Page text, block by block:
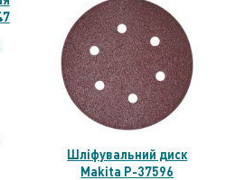
Шліфувальний диск
Makita P-37596